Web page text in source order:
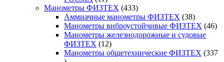
товаров
Манометры ФИЗТЕХ 433433
товара
Аммиачные манометры ФИЗТЕХ 3838
товаров
Манометры виброустойчивые ФИЗТЕХ 4646
Манометры железнодорожные и судовые
ФИЗТЕХ
1212
товаров
Манометры общетехнические ФИЗТЕХ 337